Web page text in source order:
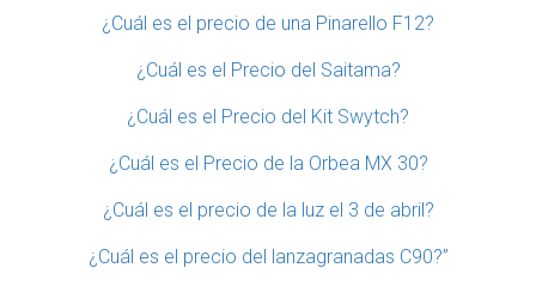
¿Cuál es el precio de una Pinarello F12?
¿Cuál es el Precio del Saitama?
¿Cuál es el Precio del Kit Swytch?
¿Cuál es el Precio de la Orbea MX 30?
¿Cuál es el precio de la luz el 3 de abril?
¿Cuál es el precio del lanzagranadas C90?”